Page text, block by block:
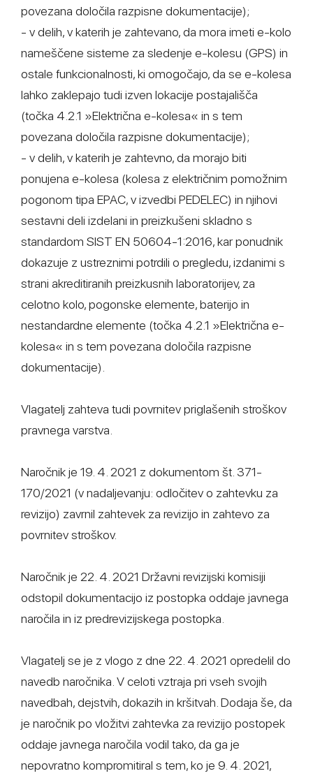
povezana določila razpisne dokumentacije);
- v delih, v katerih je zahtevano, da mora imeti e-kolo
nameščene sisteme za sledenje e-kolesu (GPS) in
ostale funkcionalnosti, ki omogočajo, da se e-kolesa
lahko zaklepajo tudi izven lokacije postajališča
(točka 4.2.1 »Električna e-kolesa« in s tem
povezana določila razpisne dokumentacije);
- v delih, v katerih je zahtevno, da morajo biti
ponujena e-kolesa (kolesa z električnim pomožnim
pogonom tipa EPAC, v izvedbi PEDELEC) in njihovi
sestavni deli izdelani in preizkušeni skladno s
standardom SIST EN 50604-1:2016, kar ponudnik
dokazuje z ustreznimi potrdili o pregledu, izdanimi s
strani akreditiranih preizkusnih laboratorijev, za
celotno kolo, pogonske elemente, baterijo in
nestandardne elemente (točka 4.2.1 »Električna e-
kolesa« in s tem povezana določila razpisne
dokumentacije).
Vlagatelj zahteva tudi povrnitev priglašenih stroškov
pravnega varstva.
Naročnik je 19. 4. 2021 z dokumentom št. 371-
170/2021 (v nadaljevanju: odločitev o zahtevku za
revizijo) zavrnil zahtevek za revizijo in zahtevo za
povrnitev stroškov.
Naročnik je 22. 4. 2021 Državni revizijski komisiji
odstopil dokumentacijo iz postopka oddaje javnega
naročila in iz predrevizijskega postopka.
Vlagatelj se je z vlogo z dne 22. 4. 2021 opredelil do
navedb naročnika. V celoti vztraja pri vseh svojih
navedbah, dejstvih, dokazih in kršitvah. Dodaja še, da
je naročnik po vložitvi zahtevka za revizijo postopek
oddaje javnega naročila vodil tako, da ga je
nepovratno kompromitiral s tem, ko je 9. 4. 2021,